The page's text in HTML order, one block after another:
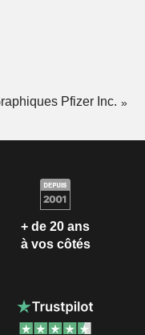
Pfizer Inc.
+ de 20 ans
à vos côtés